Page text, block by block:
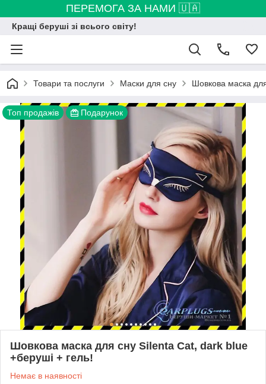
ПЕРЕМОГА ЗА НАМИ 🇺🇦
Кращі беруші зі всього світу!
Товари та послуги Маски для сну Шовкова маска
Топ продажів Подарунок
Шовкова маска для сну Silenta Cat, dark blue
+беруші + гель!
Немає в наявності